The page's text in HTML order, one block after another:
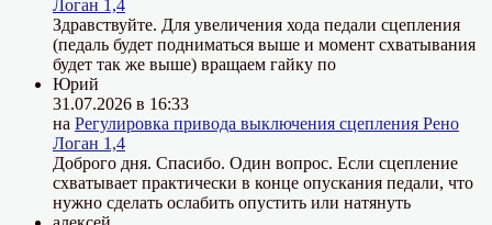
Логан 1,4
Здравствуйте. Для увеличения хода педали сцепления
(педаль будет подниматься выше и момент схватывания
будет так же выше) вращаем гайку по
Юрий
31.07.2026 в 16:33
на Регулировка привода выключения сцепления Рено
Логан 1,4
Доброго дня. Спасибо. Один вопрос. Если сцепление
схватывает практически в конце опускания педали, что
нужно сделать ослабить опустить или натянуть